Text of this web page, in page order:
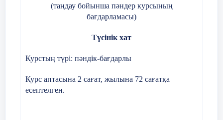
(таңдау бойынша пәндер курсының
бағдарламасы)
Түсінік хат
Курстың түрі: пәндік-бағдарлы
Курс аптасына 2 сағат, жылына 72 сағатқа
есептелген.